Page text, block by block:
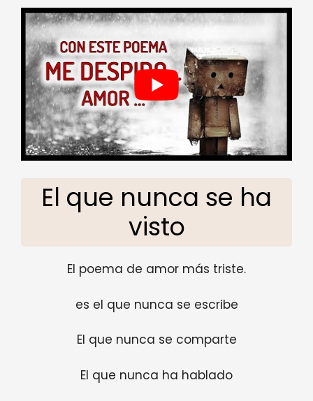
El que nunca se ha
visto
El poema de amor más triste.
es el que nunca se escribe
El que nunca se comparte
El que nunca ha hablado